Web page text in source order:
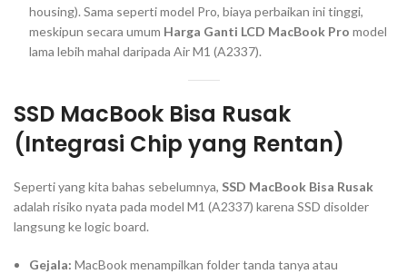
housing). Sama seperti model Pro, biaya perbaikan ini tinggi,
meskipun secara umum Harga Ganti LCD MacBook Pro model
lama lebih mahal daripada Air M1 (A2337).
SSD MacBook Bisa Rusak
(Integrasi Chip yang Rentan)
Seperti yang kita bahas sebelumnya, SSD MacBook Bisa Rusak
adalah risiko nyata pada model M1 (A2337) karena SSD disolder
langsung kelogic board.
Gejala: MacBook menampilkan folder tanda tanya atau